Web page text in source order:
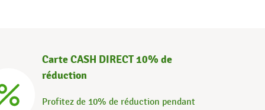
Carte CASH DIRECT 10% de
réduction
Profitez de 10% de réduction pendant